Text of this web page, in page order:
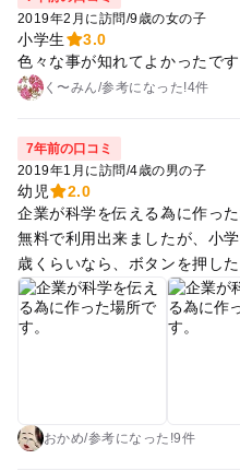
2019年2月に訪問/9歳の女の子
小学生
3.0
色々な事が知れてよかったで
く〜みん/参考に なった!4件
7年前の口コミ
2019年1月に訪問/4歳の男の子
幼児
2.0
企業が科学を伝える為に作っ
無料で利用出来ましたが、小
歳くらいなら、ボタンを押し
で、それだけで楽しめると思
ほとんどの画面やボタンの位
ぎて足が届かず、クイズ(科
おかめ/参考になった!9件